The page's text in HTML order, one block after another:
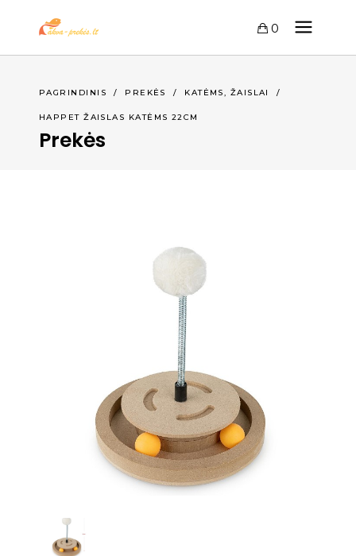
0
PAGRINDINIS / PREKĖS / KATĖMS, ŽAISLAI /
HAPPET ŽAISLAS KATĖMS 22CM
Prekės